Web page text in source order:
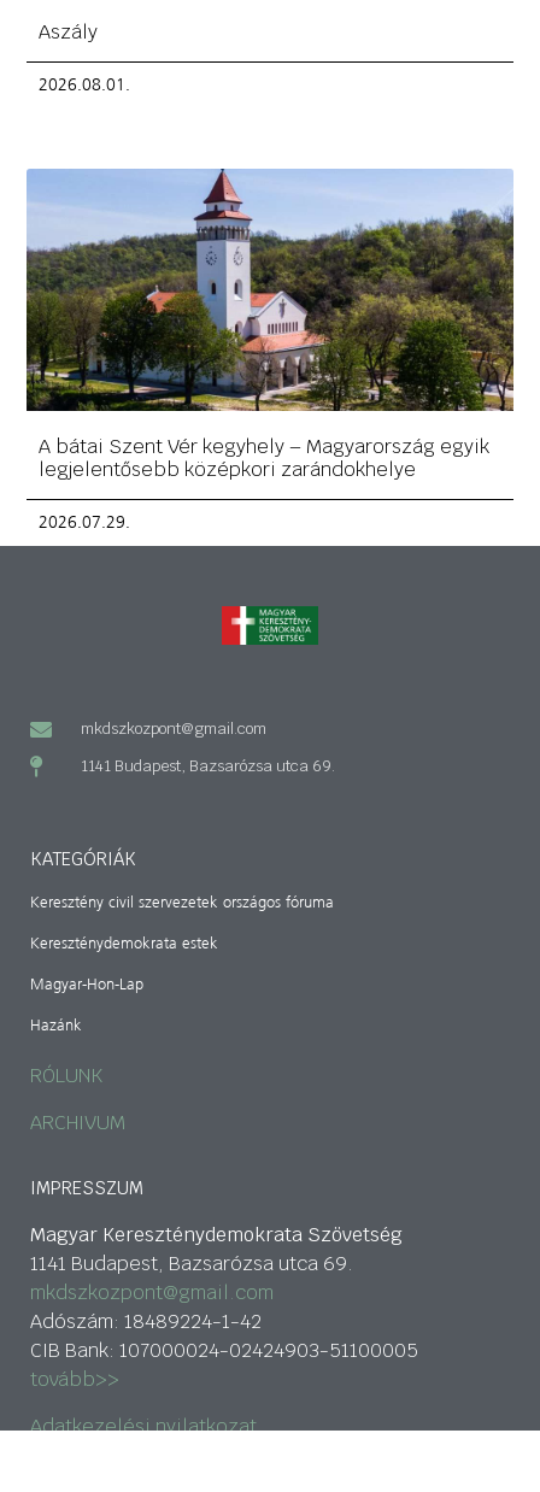
Aszály
2026.08.01.
A bátai Szent Vér kegyhely – Magyarország egyik
legjelentősebb középkori zarándokhelye
2026.07.29.
mkdszkozpont@gmail.com
1141 Budapest, Bazsarózsa utca 69.
KATEGÓRIÁK
Keresztény civil szervezetek országos fóruma
Kereszténydemokrata estek
Magyar-Hon-Lap
Hazánk
RÓLUNK
ARCHIVUM
IMPRESSZUM
Magyar Kereszténydemokrata Szövetség
1141 Budapest, Bazsarózsa utca 69.
mkdszkozpont@gmail.com
Adószám: 18489224-1-42
CIB Bank: 107000024-02424903-51100005
tovább>>
Adatkezelési nyilatkozat